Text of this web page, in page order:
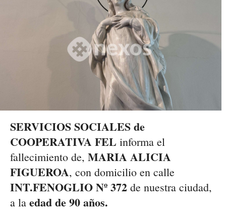
SERVICIOS SOCIALES de
COOPERATIVA FEL informa el
fallecimiento de, MARIA ALICIA
FIGUEROA, con domicilio en calle
INT.FENOGLIO Nº 372 de nuestra ciudad,
a la edad de 90 años.